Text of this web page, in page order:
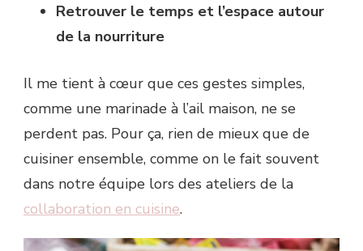
Retrouver le temps et l’espace autour
de la nourriture
Il me tient à cœur que ces gestes simples,
comme une marinade à l’ail maison, ne se
perdent pas. Pour ça, rien de mieux que de
cuisiner ensemble, comme on le fait souvent
dans notre équipe lors des ateliers de la
collaboration en cuisine.